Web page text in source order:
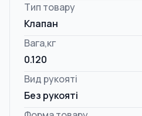
Тип товару
Клапан
Вага,кг
0.120
Вид рукояті
Без рукояті